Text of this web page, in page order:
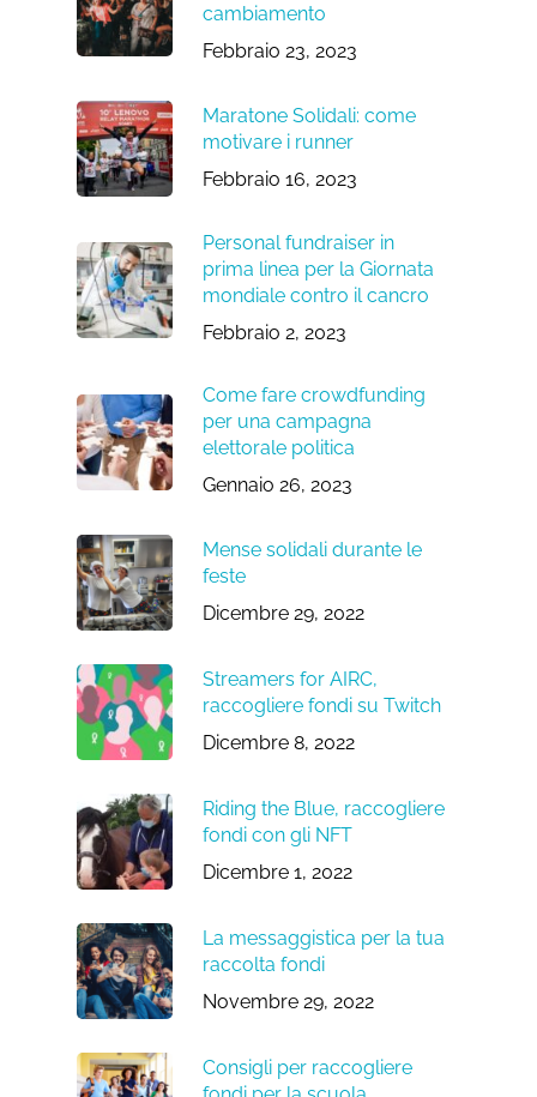
cambiamento
Febbraio 23, 2023
Maratone Solidali: come
motivare i runner
Febbraio 16, 2023
Personal fundraiser in
prima linea per la Giornata
mondiale contro il cancro
Febbraio 2, 2023
Come fare crowdfunding
per una campagna
elettorale politica
Gennaio 26, 2023
Mense solidali durante le
feste
Dicembre 29, 2022
Streamers for AIRC,
raccogliere fondi su Twitch
Dicembre 8, 2022
Riding the Blue, raccogliere
fondi con gli NFT
Dicembre 1, 2022
La messaggistica per la tua
raccolta fondi
Novembre 29, 2022
Consigli per raccogliere